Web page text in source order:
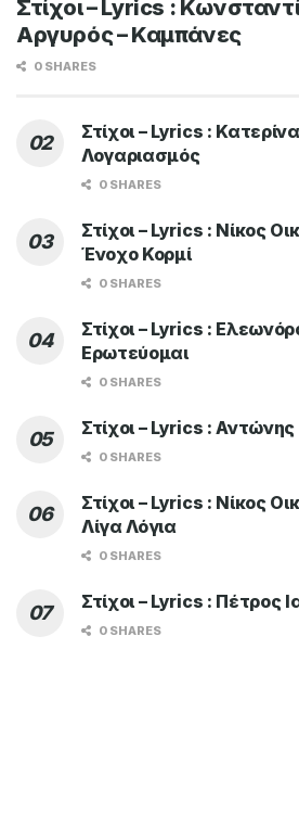
Στίχοι – Lyrics :
Αργυρός – Καμπάνες
0 SHARES
Στίχοι – Lyrics :
Λογαριασμός
0 SHARES
Στίχοι – Lyrics : Νίκος
Ένοχο Κορμί
0 SHARES
Στίχοι – Lyrics :
Ερωτεύομαι
0 SHARES
Στίχοι – Lyrics :
0 SHARES
Στίχοι – Lyrics : Νίκος
Λίγα Λόγια
0 SHARES
Στίχοι – Lyrics : Πέτρος
0 SHARES